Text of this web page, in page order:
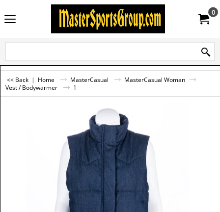
0
<< Back | Home MasterCasual
MasterCasual Woman
Vest / Bodywarmer
1